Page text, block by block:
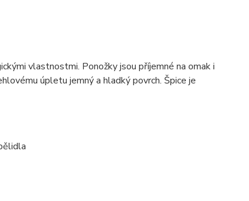
vlastnostmi. Ponožky jsou příjemné na omak i
úpletu jemný a hladký povrch. Špice je